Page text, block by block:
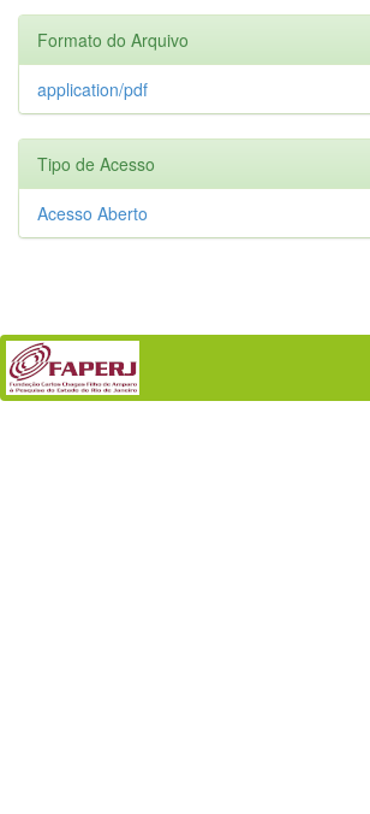
Formato do Arquivo
application/pdf
Tipo de Acesso
Acesso Aberto